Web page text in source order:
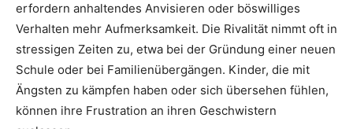
erfordern anhaltendes Anvisieren oder böswilliges
Verhalten mehr Aufmerksamkeit. Die Rivalität nimmt oft in
stressigen Zeiten zu, etwa bei der Gründung einer neuen
Schule oder bei Familienübergängen. Kinder, die mit
Ängsten zu kämpfen haben oder sich übersehen fühlen,
können ihre Frustration an ihren Geschwistern